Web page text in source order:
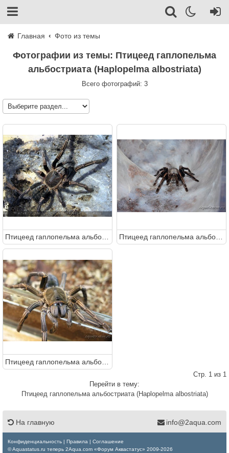
Главная Фото из темы
Фотографии из темы: Птицеед гаплопельма
альбостриата (Haplopelma albostriata)
Всего фотографий: 3
Стр. 1 из 1
Перейти в тему:
Птицеед гаплопельма альбостриата (Haplopelma albostriata)
На главную info@2aqua.com
Конфиденциальность | Правила | Соглашение
© Aquastatus.ru теперь 2Aqua.com «Форум Аквастатус» 2009-2026